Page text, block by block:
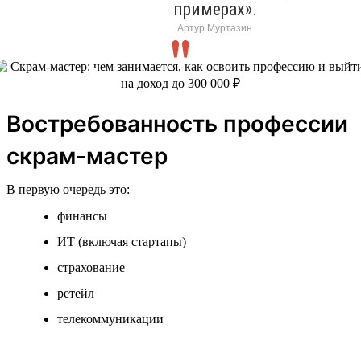
примерах».
Артур Муртазин
Востребованность профессии
скрам-мастер
В первую очередь это:
финансы
ИТ (включая стартапы)
страхование
ретейл
телекоммуникации